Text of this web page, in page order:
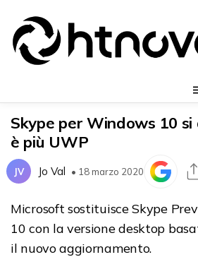
Skype per Windows 10
è più UWP
JV Jo Val • 18 marzo 2020
Microsoft sostituisce Skype
10 con la versione desktop
il nuovo aggiornamento.